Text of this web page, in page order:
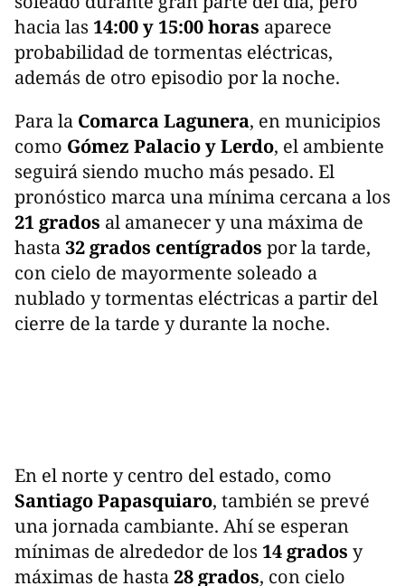
hacia las 14:00 y 15:00 horas aparece
probabilidad de tormentas eléctricas,
además de otro episodio por la noche.
Para la Comarca Lagunera, en municipios
como Gómez Palacio y Lerdo, el ambiente
seguirá siendo mucho más pesado. El
pronóstico marca una mínima cercana a los
21 grados al amanecer y una máxima de
hasta32 grados centígrados por la tarde,
con cielo de mayormente soleado a
nublado y tormentas eléctricas a partir del
cierre de la tarde y durante la noche.
En el norte y centro del estado, como
Santiago Papasquiaro, también se prevé
una jornada cambiante. Ahí se esperan
mínimas de alrededor de los 14 grados y
máximas de hasta28 grados, con cielo